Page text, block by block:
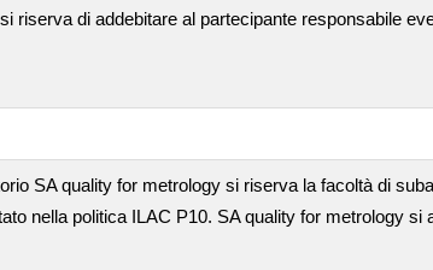
riserva di addebitare al partecipante responsabile
SA quality for metrology si riserva la facoltà di
nella politica ILAC P10. SA quality for metrology